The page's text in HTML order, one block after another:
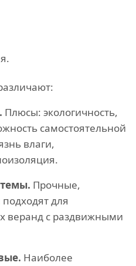
Плюсы: экологичность,
самостоятельной
влаги,
Прочные,
для
веранд с раздвижными
Наиболее